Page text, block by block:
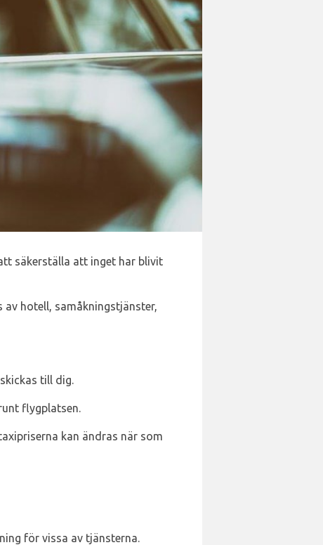
säkerställa att inget har blivit
hotell, samåkningstjänster,
till dig.
flygplatsen.
kan ändras när som
för vissa av tjänsterna.